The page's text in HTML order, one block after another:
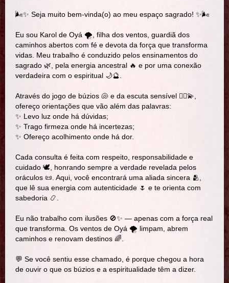
🌬️✨ Seja muito bem-vinda(o) ao meu espaço sagrado! ✨🌬️
Eu sou Karol de Oyá 🌪️, filha dos ventos, guardiã dos
caminhos abertos com fé e devota da força que transforma
vidas. Meu trabalho é conduzido pelos ensinamentos do
sagrado 🌿, pela energia ancestral 🔥 e por uma conexão
verdadeira com o espiritual 🌙🔮.
Através do jogo de búzios 🐚 e da escuta sensível 🧘‍♀️💫,
ofereço orientações que vão além das palavras:
✨ Levo luz onde há dúvidas;
✨ Trago firmeza onde há incertezas;
✨ Ofereço acolhimento onde há dor.
Cada consulta é feita com respeito, responsabilidade e
cuidado 🕊️, honrando sempre a verdade revelada pelos
oráculos 📜. Aqui, você encontrará uma aliada sincera 🫂,
que lê sua energia com autenticidade 🌷 e te orienta com
sabedoria 📿.
Eu não trabalho com ilusões 🚫✨ — apenas com a força real
que transforma. Os ventos de Oyá 🌪️ limpam, abrem
caminhos e renovam destinos 🌈.
💬 Se você sentiu esse chamado, é porque chegou a hora
de ouvir o que os búzios e a espiritualidade têm a dizer.